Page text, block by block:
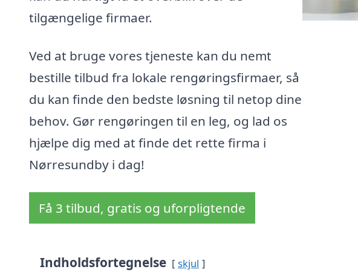
tilgængelige firmaer.
Ved at bruge vores tjeneste kan du nemt
bestille tilbud fra lokale rengøringsfirmaer, så
du kan finde den bedste løsning til netop dine
behov. Gør rengøringen til en leg, og lad os
hjælpe dig med at finde det rette firma i
Nørresundby i dag!
Få 3 tilbud, gratis og uforpligtende
Indholdsfortegnelse skjul